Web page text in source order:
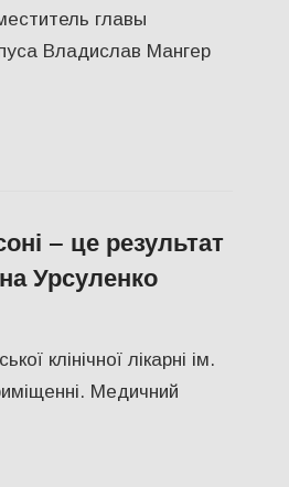
главы
Владислав Мангер
– це результат
Урсуленко
клінічної лікарні ім.
Медичний